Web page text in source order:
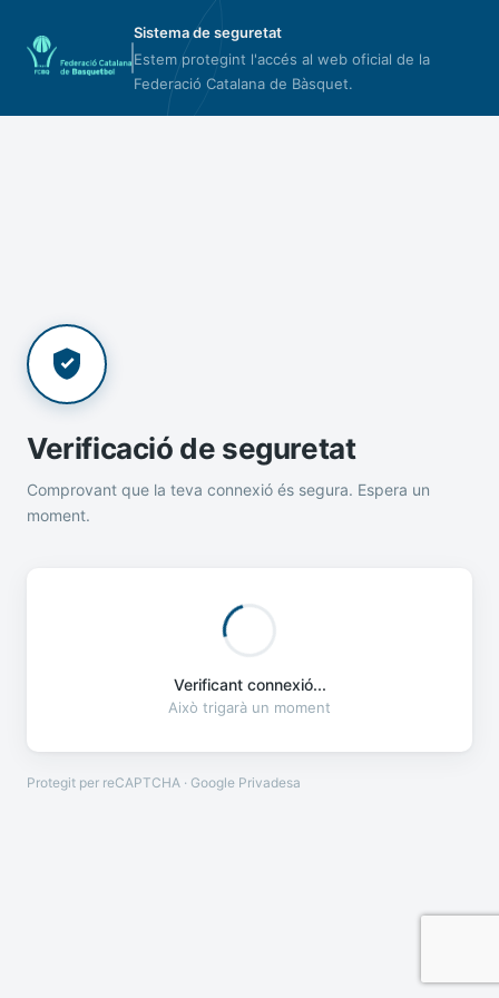
Sistema de seguretat
Estem protegint l'accés al web oficial de la
Federació Catalana de Bàsquet.
Verificació de seguretat
Comprovant que la teva connexió és segura. Espera un
moment.
Verificant connexió...
Això trigarà un moment
Protegit per reCAPTCHA · Google Privadesa